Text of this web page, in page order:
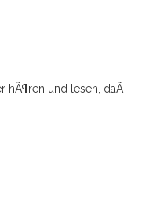
und lesen, daÃ